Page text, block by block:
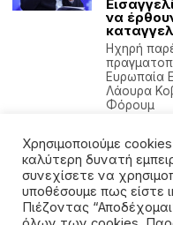
by
Χρησιμοποιούμε
καλύτερη δυνατή
συνεχίσετε να
υποθέσουμε πως είστε
Πιέζοντας
να
Ηχηρή
Ευρωπαία
Λάουρα
Φόρουμ
ΟΠΕΚΕΠΕ,
επόμενες